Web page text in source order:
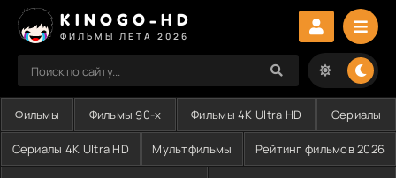
KINOGO-HD
ФИЛЬМЫ ЛЕТА 2026
Фильмы Фильмы 90-х Фильмы 4K Ultra HD Сериалы
Сериалы 4K Ultra HD Мультфильмы Рейтинг фильмов 2026